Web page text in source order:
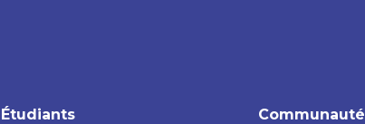
Étudiants Communauté